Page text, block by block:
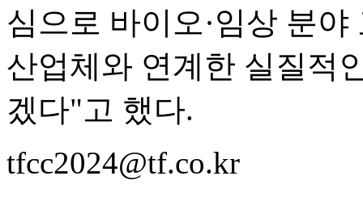
심으로 바이오·임상 분
산업체와 연계한 실질적
겠다"고 했다.
tfcc2024@tf.co.kr